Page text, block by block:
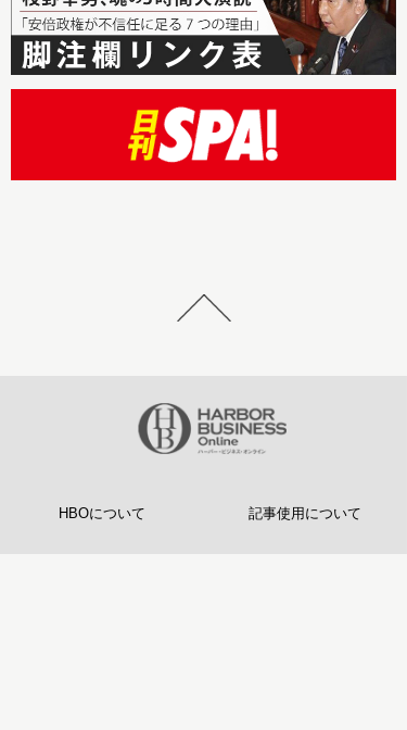
HBOについて 記事使用について